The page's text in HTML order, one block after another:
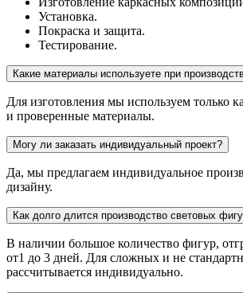
Установка.
Покраска и защита.
Тестирование.
Какие материалы используете при
Для изготовления мы используем только
и проверенные материалы.
Могу ли заказать индивидуальный проект?
Да, мы предлагаем индивидуальное
дизайну.
Как долго длится производство световых
В наличии большое количество фигур,
от1 до 3 дней. Для сложных и не
рассчитывается индивидуально.